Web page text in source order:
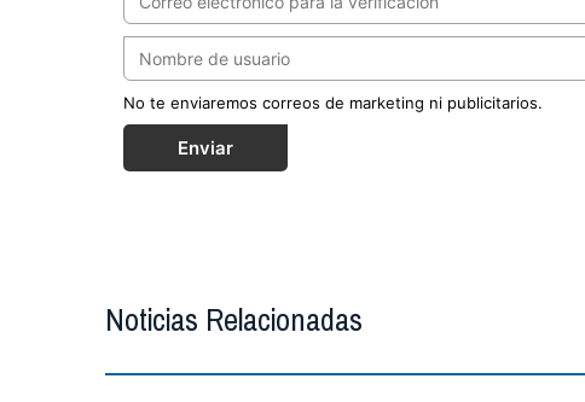
No te enviaremos correos de marketing ni publicitarios.
Enviar
Noticias Relacionadas